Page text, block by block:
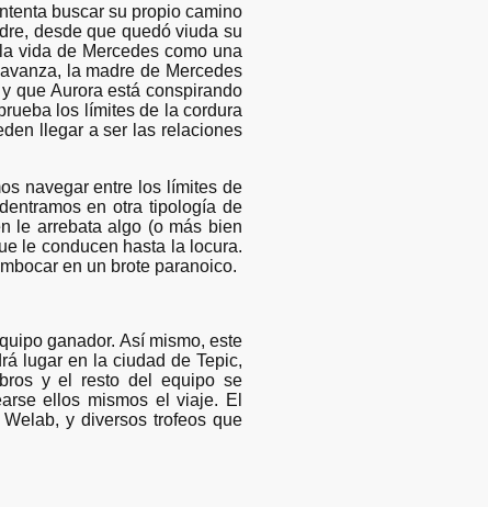
buscar su propio camino
desde que quedó viuda su
vida de Mercedes como una
la madre de Mercedes
que Aurora está conspirando
los límites de la cordura
llegar a ser las relaciones
navegar entre los límites de
en otra tipología de
le arrebata algo (o más bien
le conducen hasta la locura.
en un brote paranoico.
ganador. Así mismo, este
lugar en la ciudad de Tepic,
y el resto del equipo se
ellos mismos el viaje. El
y diversos trofeos que